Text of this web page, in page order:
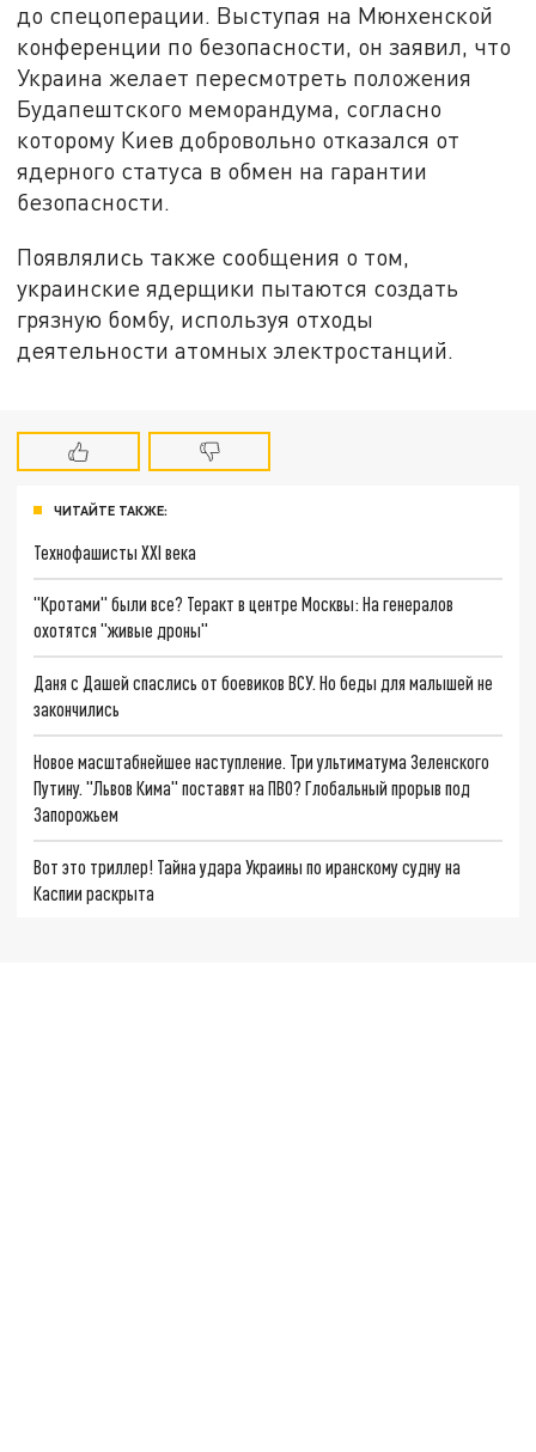
до спецоперации. Выступая на Мюнхенской
конференции по безопасности, он заявил, что
Украина желает пересмотреть положения
Будапештского меморандума, согласно
которому Киев добровольно отказался от
ядерного статуса в обмен на гарантии
безопасности.
Появлялись также сообщения о том,
украинские ядерщики пытаются создать
грязную бомбу, используя отходы
деятельности атомных электростанций.
ЧИТАЙТЕ ТАКЖЕ:
Технофашисты XXI века
"Кротами" были все? Теракт в центре Москвы: На генералов
охотятся "живые дроны"
Даня с Дашей спаслись от боевиков ВСУ. Но беды для малышей не
закончились
Новое масштабнейшее наступление. Три ультиматума Зеленского
Путину. "Львов Кима" поставят на ПВО? Глобальный прорыв под
Запорожьем
Вот это триллер! Тайна удара Украины по иранскому судну на
Каспии раскрыта